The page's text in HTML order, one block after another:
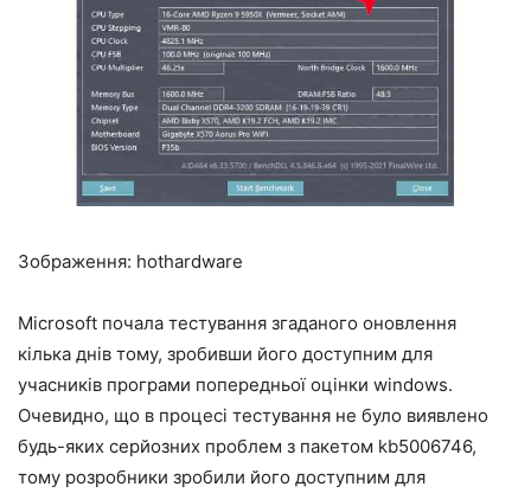
Зображення: hothardware
Microsoft почала тестування згаданого оновлення
кілька днів тому, зробивши його доступним для
учасників програми попередньої оцінки windows.
Очевидно, що в процесі тестування не було виявлено
будь-яких серйозних проблем з пакетом kb5006746,
тому розробники зробили його доступним для